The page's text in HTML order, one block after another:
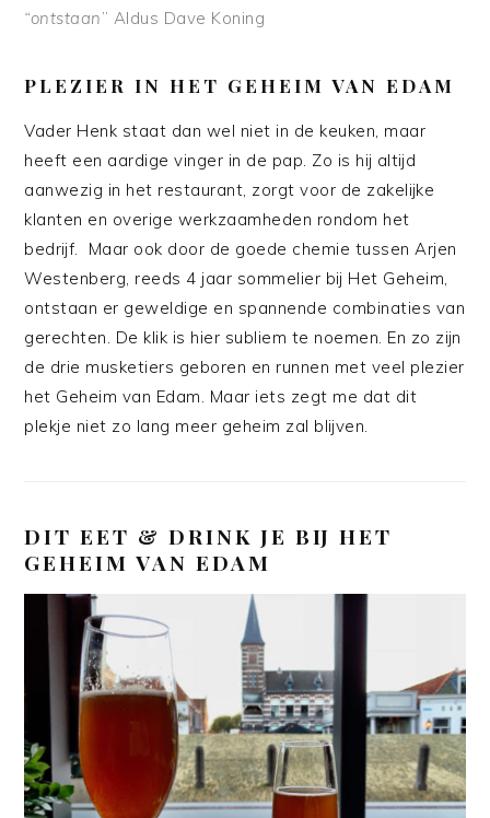
“ontstaan” Aldus Dave Koning
PLEZIER IN HET GEHEIM VAN EDAM
Vader Henk staat dan wel niet in de keuken, maar
heeft een aardige vinger in de pap. Zo is hij altijd
aanwezig in het restaurant, zorgt voor de zakelijke
klanten en overige werkzaamheden rondom het
bedrijf. Maar ook door de goede chemie tussen Arjen
Westenberg, reeds 4 jaar sommelier bij Het Geheim,
ontstaan er geweldige en spannende combinaties van
gerechten. De klik is hier subliem te noemen. En zo zijn
de drie musketiers geboren en runnen met veel plezier
het Geheim van Edam. Maar iets zegt me dat dit
plekje niet zo lang meer geheim zal blijven.
DIT EET & DRINK JE BIJ HET
GEHEIM VAN EDAM